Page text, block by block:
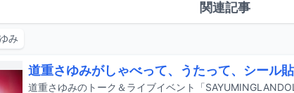
関連記事
み
道重さゆみがしゃべって、うたって、シール